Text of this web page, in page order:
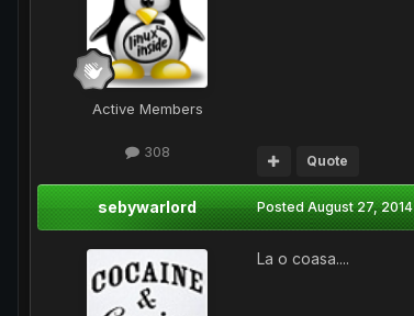
Active Members
308
Quote
sebywarlord PostedAugust 27, 2014
La o coasa....